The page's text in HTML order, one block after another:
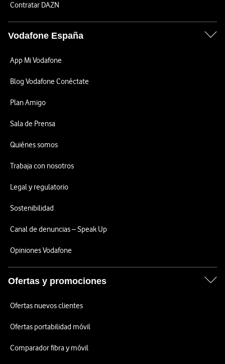
Contratar DAZN
Vodafone España
App Mi Vodafone
Blog Vodafone Conéctate
Plan Amigo
Sala de Prensa
Quiénes somos
Trabaja con nosotros
Legal y regulatorio
Sostenibilidad
Canal de denuncias – Speak Up
Opiniones Vodafone
Ofertas y promociones
Ofertas nuevos clientes
Ofertas portabilidad móvil
Comparador fibra y móvil